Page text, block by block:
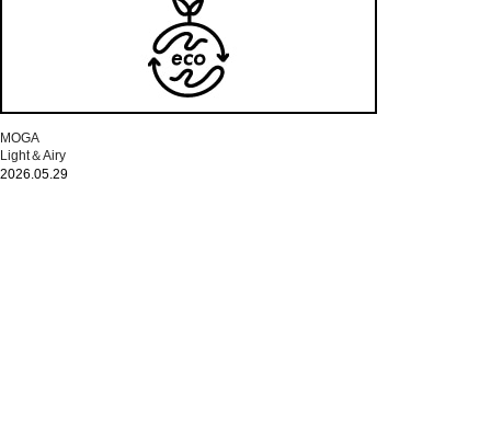
MOGA
Light＆Airy
2026.05.29